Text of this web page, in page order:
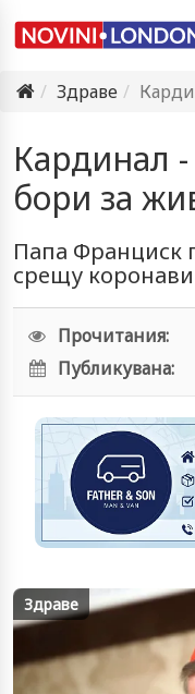
Здраве
Кардинал
бори за
Папа Франциск
срещу
Прочитания:
Публикувана:
Здраве